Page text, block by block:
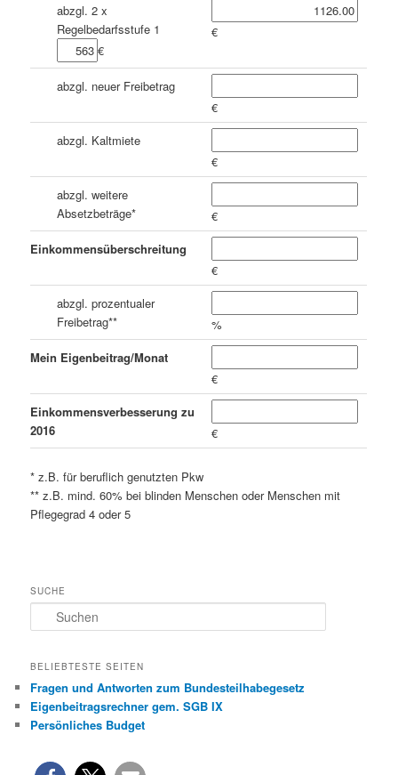
abzgl. 2 x
Regelbedarfsstufe 1
€
€
abzgl. neuer Freibetrag
€
abzgl. Kaltmiete
€
abzgl. weitere
Absetzbeträge*
€
Einkommensüberschreitung
€
abzgl. prozentualer
Freibetrag**
%
Mein Eigenbeitrag/Monat
€
Einkommensverbesserung zu
2016
€
* z.B. für beruflich genutzten Pkw
** z.B. mind. 60% bei blinden Menschen oder Menschen mit
Pflegegrad 4 oder 5
SUCHE
u
h
n
BELIEBTESTE SEITEN
Fragen und Antworten zum Bundesteilhabegesetz
Eigenbeitragsrechner gem. SGB IX
Persönliches Budget